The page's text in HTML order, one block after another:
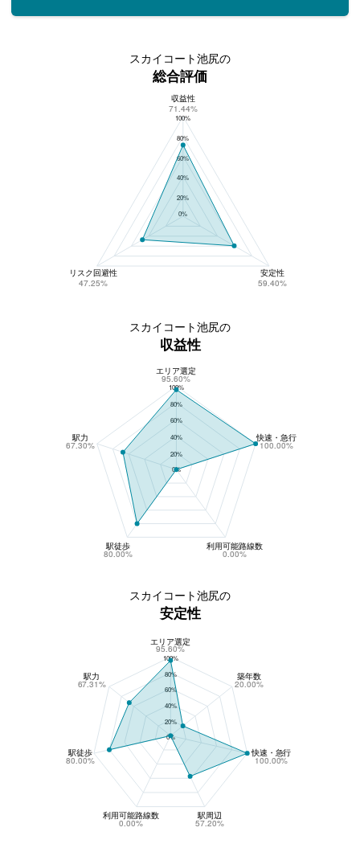
スカイコート池尻の
総合評価
スカイコート池尻の総合評価
100%
80%
60%
40%
20%
0%
収益性
71.44%
リスク回避性
47.25%
安定性
59.40%
スカイコート池尻の
収益性
スカイコート池尻の収益性
100%
80%
60%
40%
20%
0%
エリア選定
95.60%
駅力
67.30%
駅徒歩
80.00%
利用可能路線数
0.00%
快速・急行
100.00%
スカイコート池尻の
安定性
100%
80%
60%
40%
20%
0%
エリア選定
95.60%
駅力
67.31%
駅徒歩
80.00%
利用可能路線数
0.00%
駅周辺
57.20%
快速・急行
100.00%
築年数
20.00%